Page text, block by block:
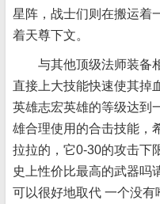
星阵，战士们则在搬运着
着天尊下文。
与其他顶级法师装备相
直接上大技能快速使其掉
英雄志宏英雄的等级达到
雄合理使用的合击技能，
拉拉的，它0-30的攻击下
史上性价比最高的武器吗
可以很好地取代 一个没有